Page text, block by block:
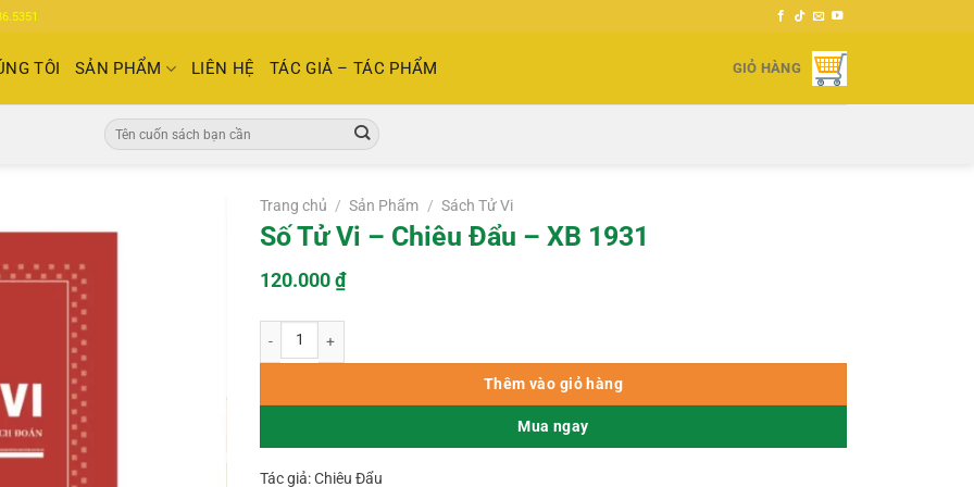
TÔI SẢN PHẨM LIÊN HỆ TÁC GIẢ – TÁC PHẨM GIỎ HÀNG
Tìm
kiếm:
Trang chủ / Sản Phẩm / Sách Tử Vi
Số Tử Vi – Chiêu Đẩu – XB 1931
120.000₫
Thêm vào giỏ hàng
Mua ngay
Tác giả: Chiêu Đẩu